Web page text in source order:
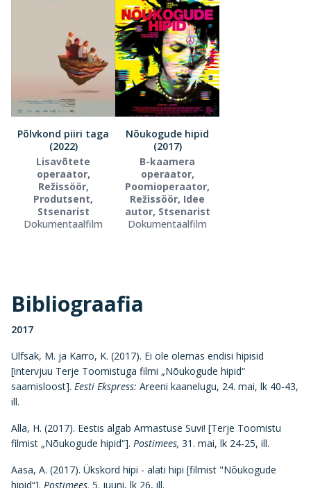
Põlvkond piiri taga
(2022)
Lisavõtete
operaator,
Režissöör,
Produtsent,
Stsenarist
Dokumentaalfilm
Nõukogude hipid
(2017)
B-kaamera
operaator,
Poomioperaator,
Režissöör, Idee
autor, Stsenarist
Dokumentaalfilm
Bibliograafia
2017
Ulfsak, M. ja Karro, K. (2017). Ei ole olemas endisi hipisid
[intervjuu Terje Toomistuga filmi „Nõukogude hipid“
saamisloost]. Eesti Ekspress: Areeni kaanelugu, 24. mai, lk 40-43,
ill.
Alla, H. (2017). Eestis algab Armastuse Suvi! [Terje Toomistu
filmist „Nõukogude hipid“]. Postimees, 31. mai, lk 24-25, ill.
Aasa, A. (2017). Ükskord hipi - alati hipi [filmist "Nõukogude
hipid“]. Postimees, 5. juuni, lk 26, ill.